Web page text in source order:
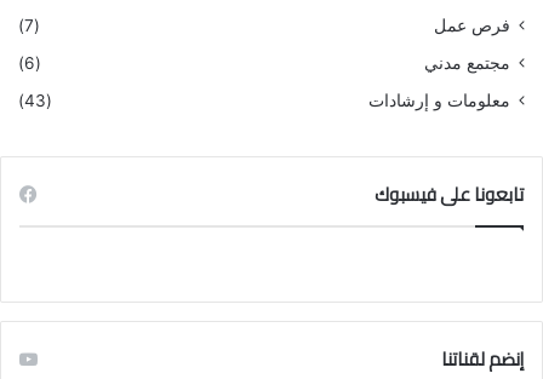
فرص عمل
(7)
مجتمع مدني
(6)
معلومات و إرشادات
(43)
تابعونا على فيسبوك
إنضم لقناتنا